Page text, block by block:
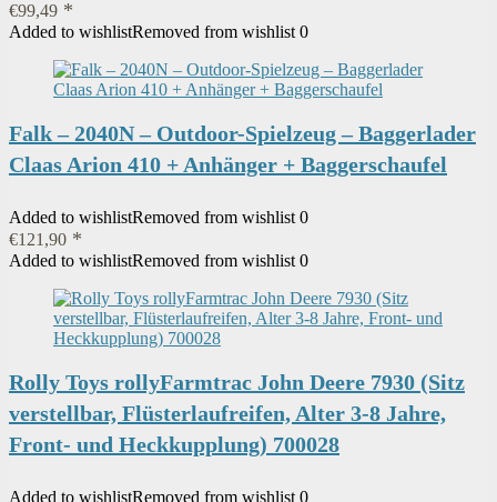
€99,49
Added to wishlistRemoved from wishlist 0
Falk – 2040N – Outdoor-Spielzeug – Baggerlader
Claas Arion 410 + Anhänger + Baggerschaufel
Added to wishlistRemoved from wishlist 0
€121,90
Added to wishlistRemoved from wishlist 0
Rolly Toys rollyFarmtrac John Deere 7930 (Sitz
verstellbar, Flüsterlaufreifen, Alter 3-8 Jahre,
Front- und Heckkupplung) 700028
Added to wishlistRemoved from wishlist 0